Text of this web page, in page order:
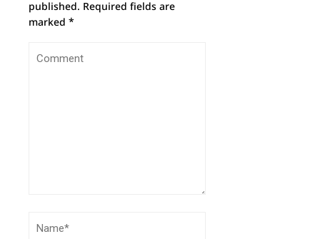
published. Required fields are
marked *